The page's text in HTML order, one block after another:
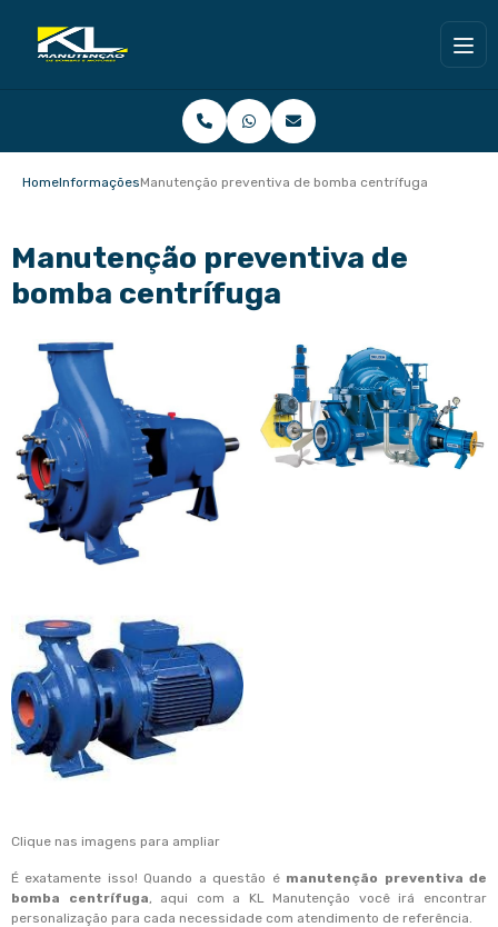
HomeInformaçõesManutenção preventiva de bomba centrífuga
Manutenção preventiva de
bomba centrífuga
Clique nas imagens para ampliar
É exatamente isso! Quando a questão é manutenção preventiva de
bomba centrífuga, aqui com a KL Manutenção você irá encontrar
personalização para cada necessidade com atendimento de referência.